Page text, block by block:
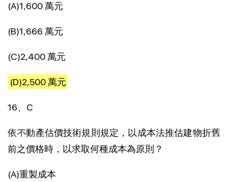
(A)1,600 萬元
(B)1,666 萬元
(C)2,400 萬元
(D)2,500 萬元
16、C
依不動產估價技術規則規定，以成本法推估建物折舊
前之價格時，以求取何種成本為原則？
(A)重製成本